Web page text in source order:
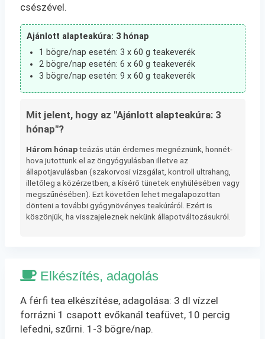
csészével.
Ajánlott alapteakúra: 3 hónap
1 bögre/nap esetén: 3 x 60 g teakeverék
2 bögre/nap esetén: 6 x 60 g teakeverék
3 bögre/nap esetén: 9 x 60 g teakeverék
Mit jelent, hogy az "Ajánlott alapteakúra: 3
hónap"?
Három hónapteázás után érdemes megnéznünk, honnét-
hova jutottunk el az öngyógyulásban illetve az
állapotjavulásban (szakorvosi vizsgálat, kontroll ultrahang,
illetőleg a közérzetben, a kísérő tünetek enyhülésében vagy
megszűnésében). Ezt követően lehet megalapozottan
dönteni a további gyógynövényes teakúráról. Ezért is
köszönjük, ha visszajeleznek nekünk állapotváltozásukról.
Elkészítés, adagolás
A férfi tea elkészítése, adagolása: 3 dl vízzel
forrázni 1 csapott evőkanál teafüvet, 10 percig
lefedni, szűrni. 1-3 bögre/nap.